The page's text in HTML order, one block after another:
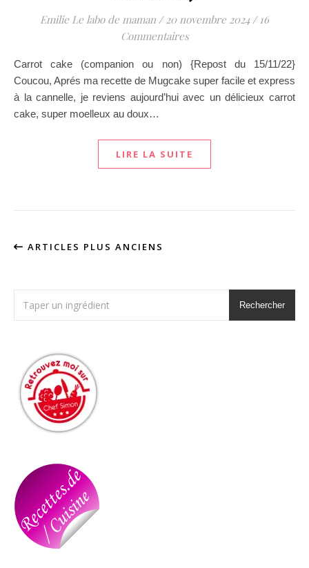
Emilie Le labo de maman / 20 novembre 2024 / 16
Commentaires
Carrot cake (companion ou non) {Repost du 15/11/22}
Coucou, Aprés ma recette de Mugcake super facile et express
à la cannelle, je reviens aujourd’hui avec un délicieux carrot
cake, super moelleux au doux…
LIRE LA SUITE
ARTICLES PLUS ANCIENS
Rechercher